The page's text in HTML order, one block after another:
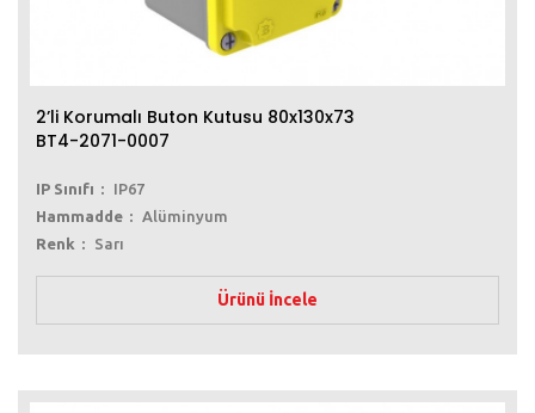
2’li Korumalı Buton Kutusu 80x130x73
BT4-2071-0007
IP Sınıfı
IP67
Hammadde
Alüminyum
Renk
Sarı
Ürünü İncele